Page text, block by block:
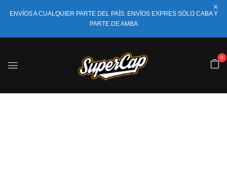
ENVÍOS A CUALQUIER PARTE DEL PAÍS. ENVÍOS EXPRES SÓLO CABA Y
PARTE DE AMBA
0